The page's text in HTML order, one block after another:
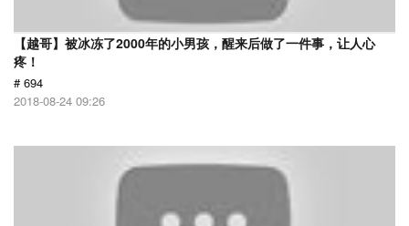
【越哥】被冰冻了2000年的小男孩，醒来后做了一件事，让人心
疼！
# 694
2018-08-24 09:26